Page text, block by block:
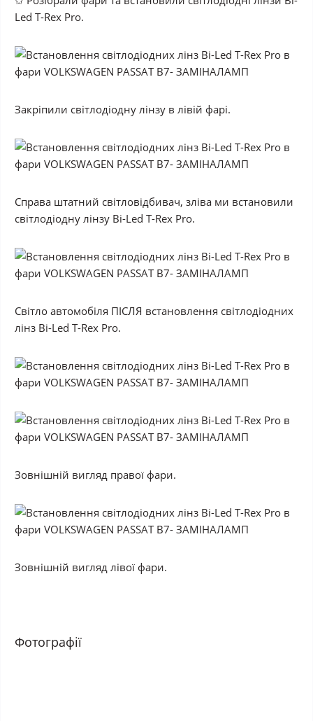
Led T-Rex Pro.
Закріпили світлодіодну лінзу в лівій фарі.
Справа штатний світловідбивач, зліва ми встановили
світлодіодну лінзу Bi-Led T-Rex Pro.
Світло автомобіля ПІСЛЯ встановлення світлодіодних
лінз Bi-Led T-Rex Pro.
Зовнішній вигляд правої фари.
Зовнішній вигляд лівої фари.
Фотографії